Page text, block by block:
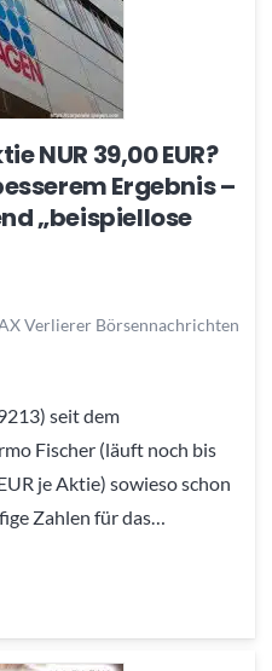
NUR 39,00 EUR?
Ergebnis –
„beispiellose
Verlierer Börsennachrichten
seit dem
Fischer (läuft noch bis
je Aktie) sowieso schon
Zahlen für das…